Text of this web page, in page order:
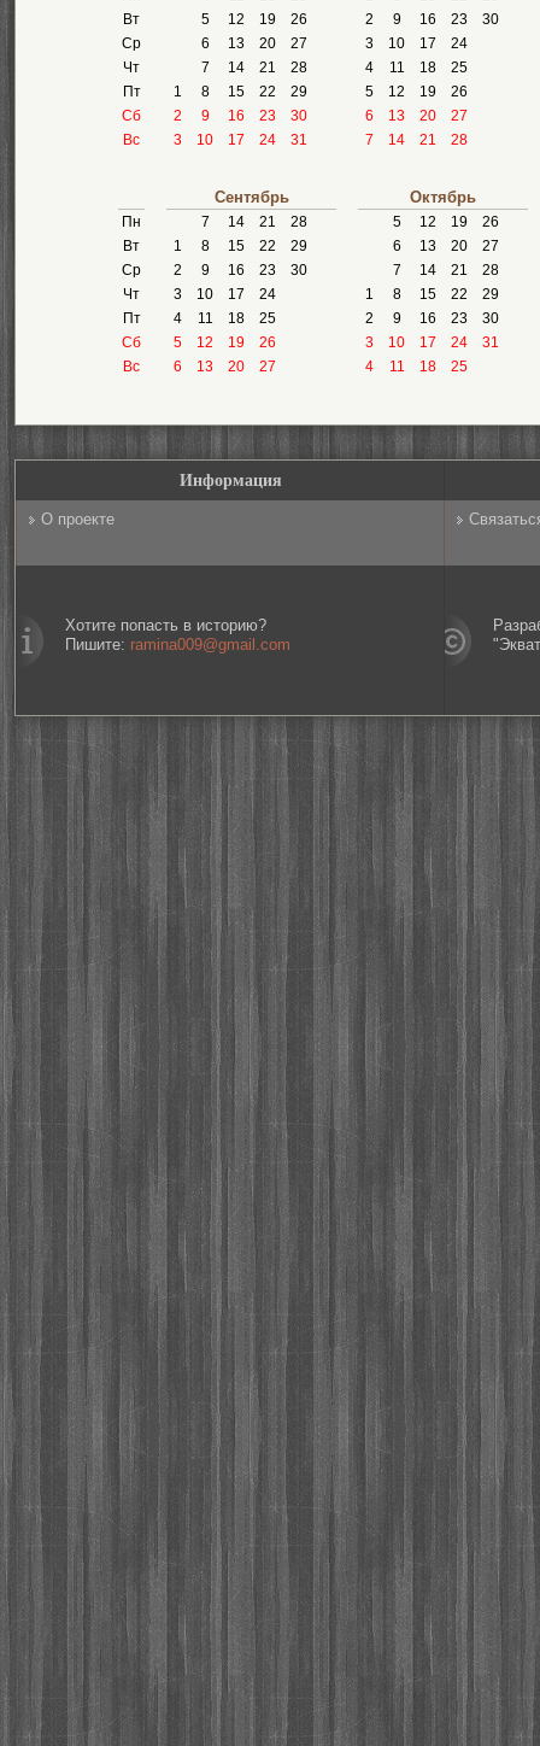
Вт
Ср
Чт
Пт
Сб
Вс
5
12 19
26
6
13 20
27
7
14 21
28
1
8 15 22
29
2
9 16 23
30
3
10 17 24 31
2
9 16 23
30
3
10 17
24
4
11 18
25
5
12 19
26
6
13 20
27
7
14 21 28
Пн
Вт
Ср
Чт
Пт
Сб
Вс
Сентябрь
7 14 21
28
1
8 15 22
29
2
9 16 23
30
3
10 17
24
4
11 18
25
5
12 19
26
6
13 20 27
Октябрь
5 12 19
26
6
13 20
27
7
14 21
28
1
8 15 22
29
2
9 16 23
30
3
10 17 24
31
4
11 18 25
Информация
О проекте
Хотите попасть в историю?
Пишите: ramina009@gmail.com